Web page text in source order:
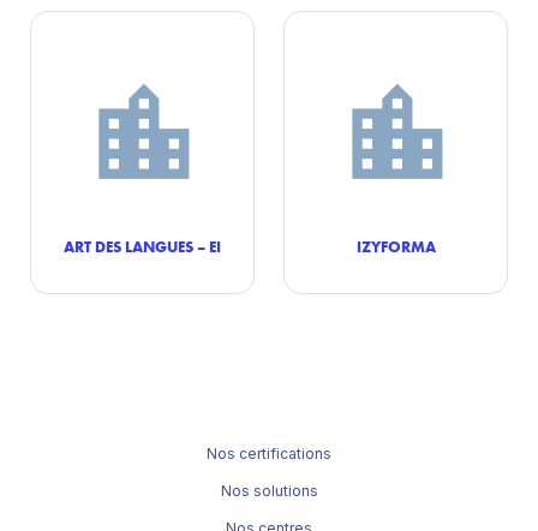
ART DES LANGUES – EI IZYFORMA
Nos certifications
Nos solutions